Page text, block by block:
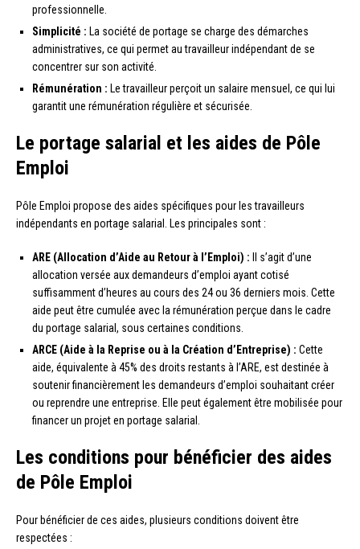
professionnelle.
Simplicité : La société de portage se charge des démarches
administratives, ce qui permet au travailleur indépendant de se
concentrer sur son activité.
Rémunération : Le travailleur perçoit un salaire mensuel, ce qui lui
garantit une rémunération régulière et sécurisée.
Le portage salarial et les aides de Pôle
Emploi
Pôle Emploi propose des aides spécifiques pour les travailleurs
indépendants en portage salarial. Les principales sont :
ARE (Allocation d’Aide au Retour à l’Emploi) : Il s’agit d’une
allocation versée aux demandeurs d’emploi ayant cotisé
suffisamment d’heures au cours des 24 ou 36 derniers mois. Cette
aide peut être cumulée avec la rémunération perçue dans le cadre
du portage salarial, sous certaines conditions.
ARCE (Aide à la Reprise ou à la Création d’Entreprise) : Cette
aide, équivalente à 45% des droits restants à l’ARE, est destinée à
soutenir financièrement les demandeurs d’emploi souhaitant créer
ou reprendre une entreprise. Elle peut également être mobilisée pour
financer un projet en portage salarial.
Les conditions pour bénéficier des aides
de Pôle Emploi
Pour bénéficier de ces aides, plusieurs conditions doivent être
respectées :